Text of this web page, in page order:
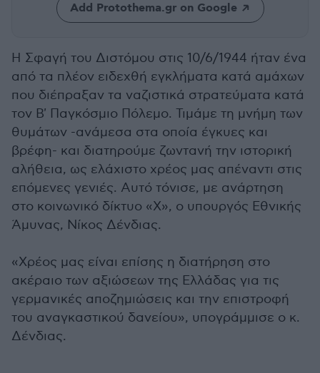
Add Protothema.gr on Google
Η Σφαγή του Διστόμου στις 10/6/1944 ήταν ένα
από τα πλέον ειδεχθή εγκλήματα κατά αμάχων
που διέπραξαν τα ναζιστικά στρατεύματα κατά
τον Β' Παγκόσμιο Πόλεμο. Τιμάμε τη μνήμη των
θυμάτων -ανάμεσα στα οποία έγκυες και
βρέφη- και διατηρούμε ζωντανή την ιστορική
αλήθεια, ως ελάχιστο χρέος μας απέναντι στις
επόμενες γενιές. Αυτό τόνισε, με ανάρτηση
στο κοινωνικό δίκτυο «Χ», ο υπουργός Εθνικής
Άμυνας, Νίκος Δένδιας.
«Χρέος μας είναι επίσης η διατήρηση στο
ακέραιο των αξιώσεων της Ελλάδας για τις
γερμανικές αποζημιώσεις και την επιστροφή
του αναγκαστικού δανείου», υπογράμμισε ο κ.
Δένδιας.